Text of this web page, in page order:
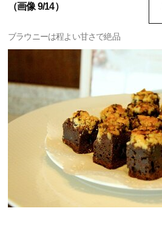
（画像 9/14）
ブラウニーは程よい甘さで絶品